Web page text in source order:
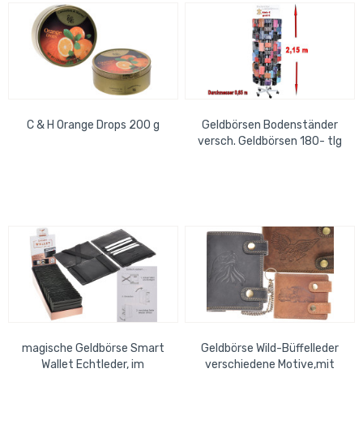
C & H Orange Drops 200 g
Geldbörsen Bodenständer
versch. Geldbörsen 180- tlg
magische Geldbörse Smart
Wallet Echtleder, im
Geldbörse Wild-Büffelleder
verschiedene Motive,mit